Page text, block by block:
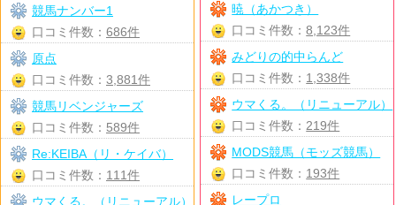
暁（あかつき）
口コミ件数：8,123件
みどりの的中らんど
口コミ件数： 1,338件
ウマくる。（リニューアル）
口コミ件数： 219件
MODS競馬（モッズ競馬）
口コミ件数： 193件
レープロ
競馬ナンバー1
口コミ件数： 686件
原点
口コミ件数： 3,881件
競馬リベンジャーズ
口コミ件数： 589件
Re:KEIBA（リ・ケイバ）
口コミ件数： 111件
ウマくる。（リニューアル）